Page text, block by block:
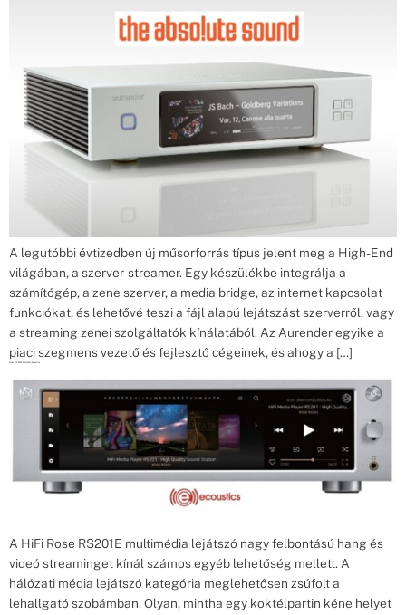
A legutóbbi évtizedben új műsorforrás típus jelent meg a High-End
világában, a szerver-streamer. Egy készülékbe integrálja a
számítógép, a zene szerver, a media bridge, az internet kapcsolat
funkciókat, és lehetővé teszi a fájl alapú lejátszást szerverről, vagy
a streaming zenei szolgáltatók kínálatából. Az Aurender egyike a
piaci szegmens vezető és fejlesztő cégeinek, és ahogy a […]
Rose RS201E bemutató Ecoustics
A HiFi Rose RS201E multimédia lejátszó nagy felbontású hang és
videó streaminget kínál számos egyéb lehetőség mellett. A
hálózati média lejátszó kategória meglehetősen zsúfolt a
lehallgató szobámban. Olyan, mintha egy koktélpartin kéne helyet